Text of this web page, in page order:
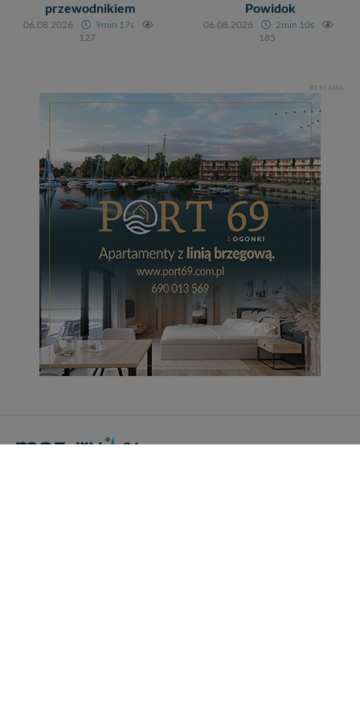
przewodnikiem
06.08.2026
9min 17s
127
Powidok
06.08.2026
2min 10s
185
REKLAMA
Dziękujemy, i życzmy miłego odkrywania Mazur na